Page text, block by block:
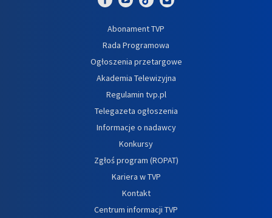
Abonament TVP
Rada Programowa
Ogłoszenia przetargowe
Akademia Telewizyjna
Regulamin tvp.pl
Telegazeta ogłoszenia
Informacje o nadawcy
Konkursy
Zgłoś program (ROPAT)
Kariera w TVP
Kontakt
Centrum informacji TVP